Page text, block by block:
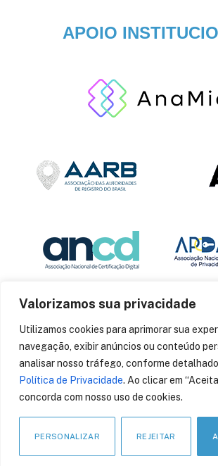
Valorizamos sua privacidade
Utilizamos cookies para aprimorar sua
navegação, exibir anúncios ou conteúdo
analisar nosso tráfego, conforme detalhado
Política de Privacidade. Ao clicar em
concorda com nosso uso de cookies.
PERSONALIZAR REJEITAR
APOIO
© 2014CryptoID. Todos os direitos